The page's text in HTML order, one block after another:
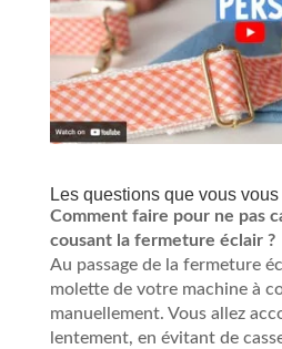
Les questions que vous
Comment faire pour ne pas
cousant la fermeture éclair ?
Au passage de la fermeture
molette de votre machine à
manuellement. Vous allez
lentement, en évitant de